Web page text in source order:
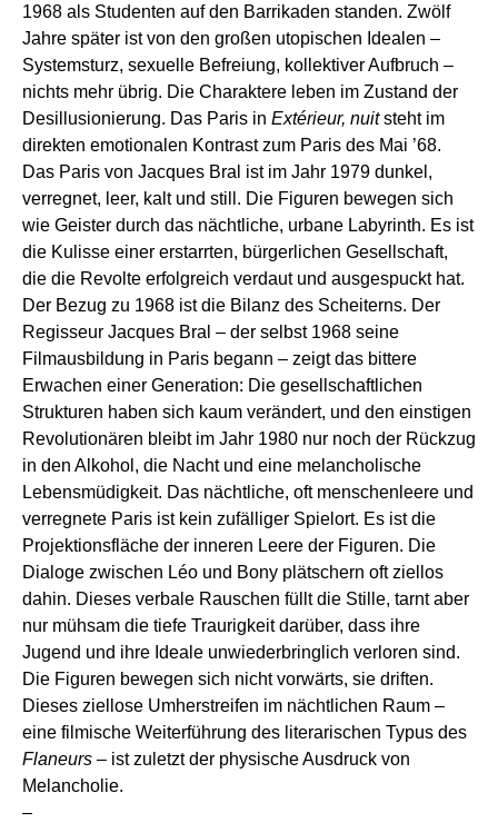
1968 als Studenten auf den Barrikaden standen. Zwölf
Jahre später ist von den großen utopischen Idealen –
Systemsturz, sexuelle Befreiung, kollektiver Aufbruch –
nichts mehr übrig. Die Charaktere leben im Zustand der
Desillusionierung. Das Paris in Extérieur, nuitsteht im
direkten emotionalen Kontrast zum Paris des Mai ’68.
Das Paris von Jacques Bral ist im Jahr 1979 dunkel,
verregnet, leer, kalt und still. Die Figuren bewegen sich
wie Geister durch das nächtliche, urbane Labyrinth. Es ist
die Kulisse einer erstarrten, bürgerlichen Gesellschaft,
die die Revolte erfolgreich verdaut und ausgespuckt hat.
Der Bezug zu 1968 ist die Bilanz des Scheiterns. Der
Regisseur Jacques Bral – der selbst 1968 seine
Filmausbildung in Paris begann – zeigt das bittere
Erwachen einer Generation: Die gesellschaftlichen
Strukturen haben sich kaum verändert, und den einstigen
Revolutionären bleibt im Jahr 1980 nur noch der Rückzug
in den Alkohol, die Nacht und eine melancholische
Lebensmüdigkeit. Das nächtliche, oft menschenleere und
verregnete Paris ist kein zufälliger Spielort. Es ist die
Projektionsfläche der inneren Leere der Figuren. Die
Dialoge zwischen Léo und Bony plätschern oft ziellos
dahin. Dieses verbale Rauschen füllt die Stille, tarnt aber
nur mühsam die tiefe Traurigkeit darüber, dass ihre
Jugend und ihre Ideale unwiederbringlich verloren sind.
Die Figuren bewegen sich nicht vorwärts, sie driften.
Dieses ziellose Umherstreifen im nächtlichen Raum –
eine filmische Weiterführung des literarischen Typus des
Flaneurs – ist zuletzt der physische Ausdruck von
Melancholie.
–